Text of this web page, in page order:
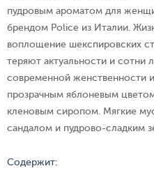
пудровым ароматом для
брендом Police из Италии.
воплощение шекспировских
теряют актуальности и сотни
современной женственности
прозрачным яблоневым
кленовым сиропом. Мягкие
сандалом и пудрово-сладким
Содержит: